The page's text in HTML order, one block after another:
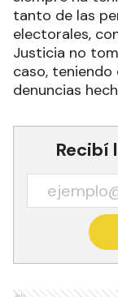
tanto de las
electorales,
Justicia no
caso, teniendo
denuncias
Recibí
Ads